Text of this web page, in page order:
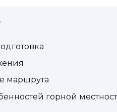
маршрута
горной